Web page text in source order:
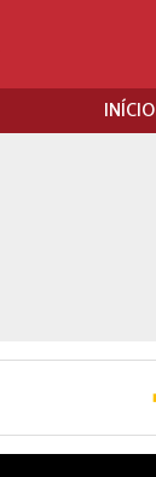
INÍCIO